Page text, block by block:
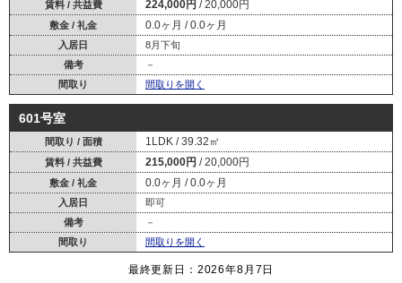
賃料 / 共益費 224,000円 20,000円
敷金 / 礼金 0.0ヶ月 0.0ヶ月
入居日
8月下旬
備考
－
間取り
間取りを開く
601号室
間取り / 面積 1LDK 39.32㎡
賃料 / 共益費 215,000円 20,000円
敷金 / 礼金 0.0ヶ月 0.0ヶ月
入居日
即可
備考
－
間取り
間取りを開く
最終更新日：2026年8月7日